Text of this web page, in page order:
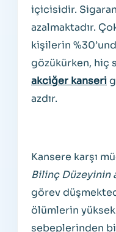
içicisidir.
azalmaktadır.
kişilerin
gözükürken, hiç
akciğer kanseri
azdır.
Kansere karşı
Bilinç Düzeyinin
görev
ölümlerin yüksek
sebeplerinden